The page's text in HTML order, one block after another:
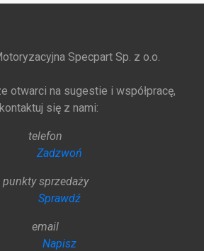
Specpart Sp. z o.o.
otwarci na sugestie i współpracę,
się z nami:
telefon
Zadzwoń
punkty sprzedaży
Sprawdź
email
Napisz